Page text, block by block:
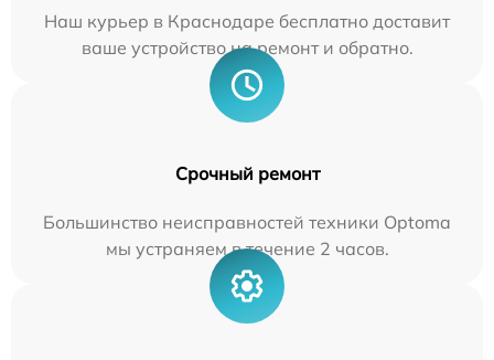
Наш курьер в Краснодаре бесплатно доставит
ваше устройство на ремонт и обратно.
Срочный ремонт
Большинство неисправностей техники Optoma
мы устраняем в течение 2 часов.